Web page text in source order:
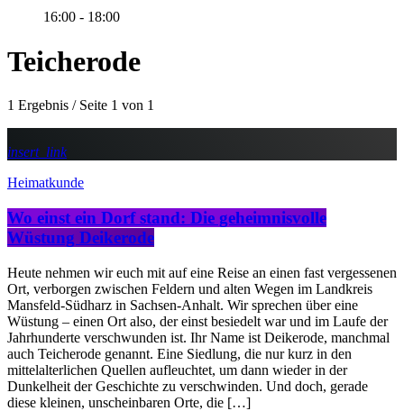
16:00 - 18:00
Teicherode
1 Ergebnis / Seite 1 von 1
insert_link
Heimatkunde
Wo einst ein Dorf stand: Die geheimnisvolle
Wüstung Deikerode
Heute nehmen wir euch mit auf eine Reise an einen fast vergessenen
Ort, verborgen zwischen Feldern und alten Wegen im Landkreis
Mansfeld-Südharz in Sachsen-Anhalt. Wir sprechen über eine
Wüstung – einen Ort also, der einst besiedelt war und im Laufe der
Jahrhunderte verschwunden ist. Ihr Name ist Deikerode, manchmal
auch Teicherode genannt. Eine Siedlung, die nur kurz in den
mittelalterlichen Quellen aufleuchtet, um dann wieder in der
Dunkelheit der Geschichte zu verschwinden. Und doch, gerade
diese kleinen, unscheinbaren Orte, die […]